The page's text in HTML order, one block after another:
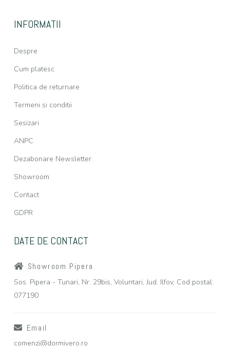
INFORMATII
Despre
Cum platesc
Politica de returnare
Termeni si conditii
Sesizari
ANPC
Dezabonare Newsletter
Showroom
Contact
GDPR
DATE DE CONTACT
Showroom Pipera
Sos. Pipera - Tunari, Nr. 29bis, Voluntari, Jud. Ilfov, Cod postal:
077190
Email
comenzi@dormivero.ro